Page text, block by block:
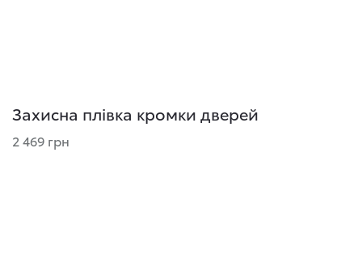
Захисна плівка кромки дверей
2 469 грн